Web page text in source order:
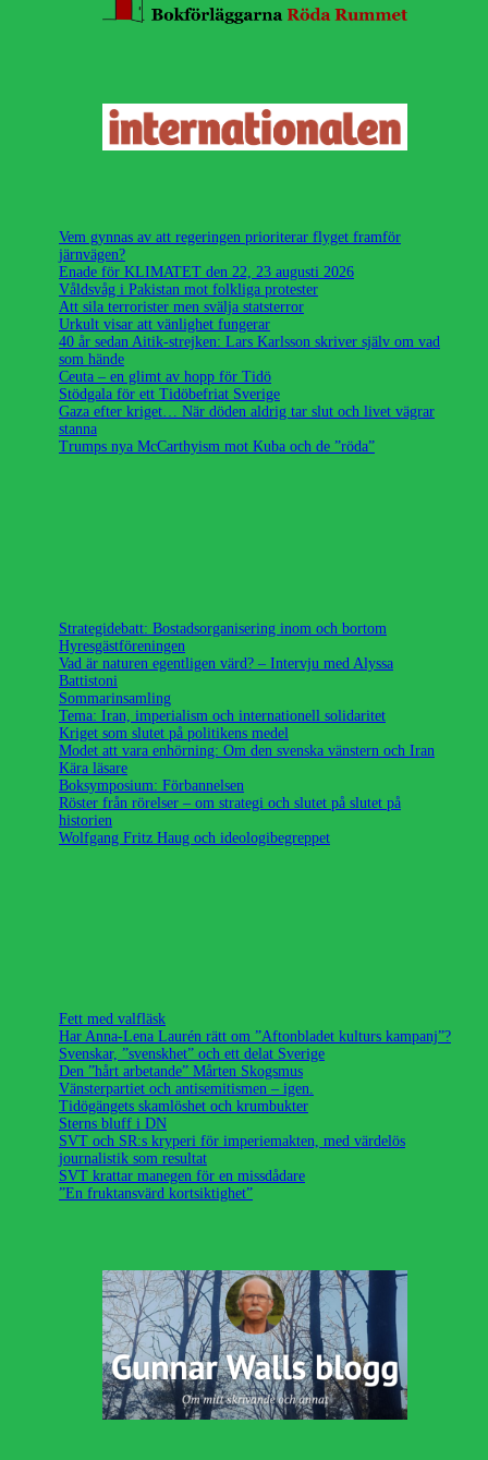
Vem gynnas av att regeringen prioriterar flyget framför
järnvägen?
Enade för KLIMATET den 22, 23 augusti 2026
Våldsvåg i Pakistan mot folkliga protester
Att sila terrorister men svälja statsterror
Urkult visar att vänlighet fungerar
40 år sedan Aitik-strejken: Lars Karlsson skriver själv om vad
som hände
Ceuta – en glimt av hopp för Tidö
Stödgala för ett Tidöbefriat Sverige
Gaza efter kriget… När döden aldrig tar slut och livet vägrar
stanna
Trumps nya McCarthyism mot Kuba och de ”röda”
Strategidebatt: Bostadsorganisering inom och bortom
Hyresgästföreningen
Vad är naturen egentligen värd? – Intervju med Alyssa
Battistoni
Sommarinsamling
Tema: Iran, imperialism och internationell solidaritet
Kriget som slutet på politikens medel
Modet att vara enhörning: Om den svenska vänstern och Iran
Kära läsare
Boksymposium: Förbannelsen
Röster från rörelser – om strategi och slutet på slutet på
historien
Wolfgang Fritz Haug och ideologibegreppet
Fett med valfläsk
Har Anna-Lena Laurén rätt om ”Aftonbladet kulturs kampanj”?
Svenskar, ”svenskhet” och ett delat Sverige
Den ”hårt arbetande” Mårten Skogsmus
Vänsterpartiet och antisemitismen – igen.
Tidögängets skamlöshet och krumbukter
Sterns bluff i DN
SVT och SR:s kryperi för imperiemakten, med värdelös
journalistik som resultat
SVT krattar manegen för en missdådare
”En fruktansvärd kortsiktighet”